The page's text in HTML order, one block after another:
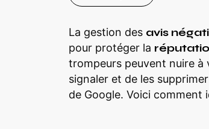
La gestion des avis
pour protéger la
trompeurs peuvent nuire à
signaler et de les
de Google. Voici